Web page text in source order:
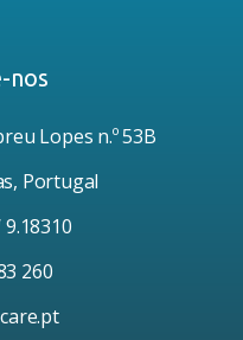
nos
Lopes n.º 53B
Portugal
9.18310
260